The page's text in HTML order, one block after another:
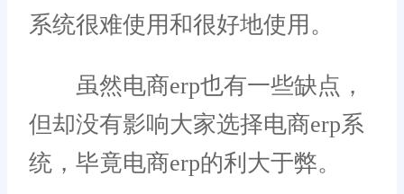
系统很难使用和很好地使用。
虽然电商erp也有一些缺点，
但却没有影响大家选择电商erp系
统，毕竟电商erp的利大于弊。